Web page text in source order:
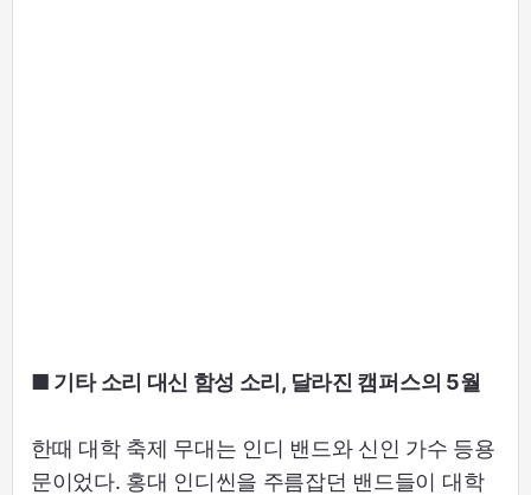
■ 기타 소리 대신 함성 소리, 달라진 캠퍼스의 5월
한때 대학 축제 무대는 인디 밴드와 신인 가수 등용
문이었다. 홍대 인디씬을 주름잡던 밴드들이 대학